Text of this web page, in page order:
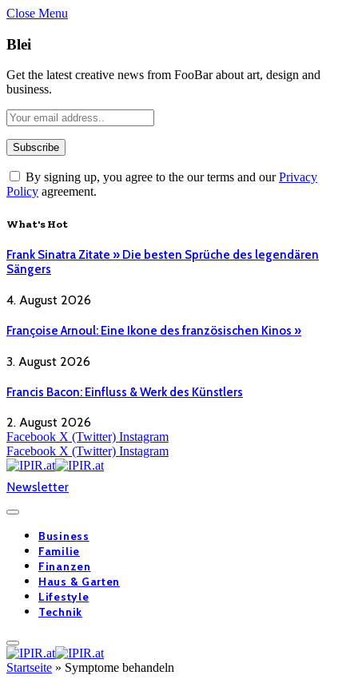
Close Menu
Blei
Get the latest creative news from FooBar about art, design and
business.
By signing up, you agree to the our terms and ourPrivacy
Policy agreement.
What's Hot
Frank Sinatra Zitate » Die besten Sprüche des legendären
Sängers
4. August 2026
Françoise Arnoul: Eine Ikone des französischen Kinos »
3. August 2026
Francis Bacon: Einfluss & Werk des Künstlers
2. August 2026
Facebook X (Twitter) Instagram
Facebook X (Twitter) Instagram
Newsletter
Business
Familie
Finanzen
Haus & Garten
Lifestyle
Technik
Startseite » Symptome behandeln